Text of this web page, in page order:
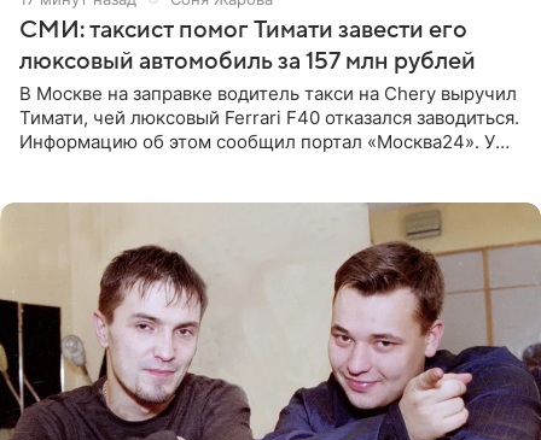
СМИ: таксист помог Тимати завести его
люксовый автомобиль за 157 млн рублей
В Москве на заправке водитель такси на Chery выручил
Тимати, чей люксовый Ferrari F40 отказался заводиться.
Информацию об этом сообщил портал «Москва24». У